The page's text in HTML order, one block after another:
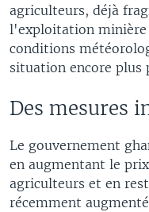
agriculteurs, déjà
l'exploitation minière
conditions
situation encore plus
Des mesures
Le gouvernement
en augmentant le
agriculteurs et en
récemment